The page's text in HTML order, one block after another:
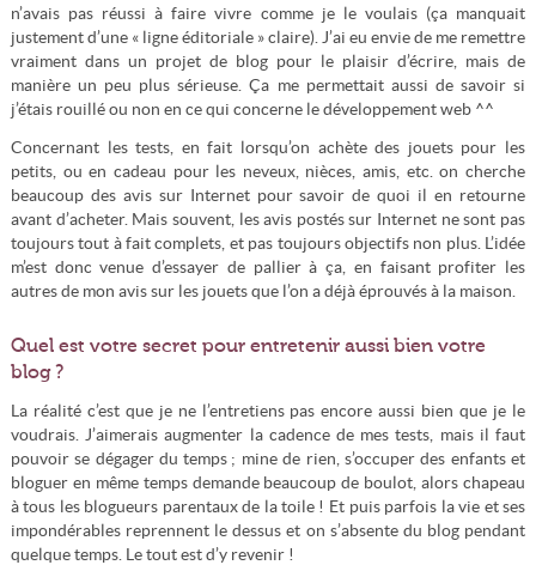
n’avais pas réussi à faire vivre comme je le voulais (ça manquait
justement d’une « ligne éditoriale » claire). J’ai eu envie de me remettre
vraiment dans un projet de blog pour le plaisir d’écrire, mais de
manière un peu plus sérieuse. Ça me permettait aussi de savoir si
j’étais rouillé ou non en ce qui concerne le développement web ^^
Concernant les tests, en fait lorsqu’on achète des jouets pour les
petits, ou en cadeau pour les neveux, nièces, amis, etc. on cherche
beaucoup des avis sur Internet pour savoir de quoi il en retourne
avant d’acheter. Mais souvent, les avis postés sur Internet ne sont pas
toujours tout à fait complets, et pas toujours objectifs non plus. L’idée
m’est donc venue d’essayer de pallier à ça, en faisant profiter les
autres de mon avis sur les jouets que l’on a déjà éprouvés à la maison.
Quel est votre secret pour entretenir aussi bien votre
blog ?
La réalité c’est que je ne l’entretiens pas encore aussi bien que je le
voudrais. J’aimerais augmenter la cadence de mes tests, mais il faut
pouvoir se dégager du temps ; mine de rien, s’occuper des enfants et
bloguer en même temps demande beaucoup de boulot, alors chapeau
à tous les blogueurs parentaux de la toile ! Et puis parfois la vie et ses
impondérables reprennent le dessus et on s’absente du blog pendant
quelque temps. Le tout est d’y revenir !